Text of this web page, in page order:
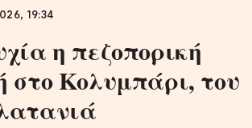
19:34
η πεζοπορική
στο Κολυμπάρι, του